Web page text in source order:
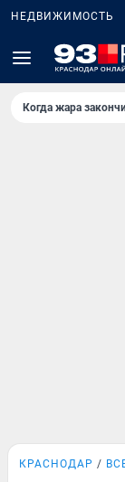
НЕДВИЖИМОСТЬ
Когда жара
КРАСНОДАР